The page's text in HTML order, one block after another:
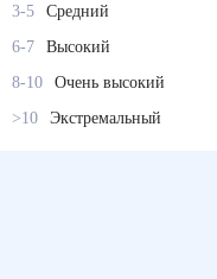
3-5
Средний
6-7
Высокий
8-10
Очень высокий
>10
Экстремальный